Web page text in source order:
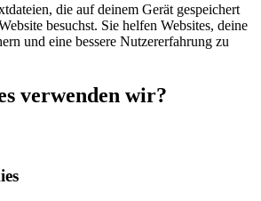
die auf deinem Gerät gespeichert
besuchst. Sie helfen Websites, deine
und eine bessere Nutzererfahrung zu
verwenden wir?